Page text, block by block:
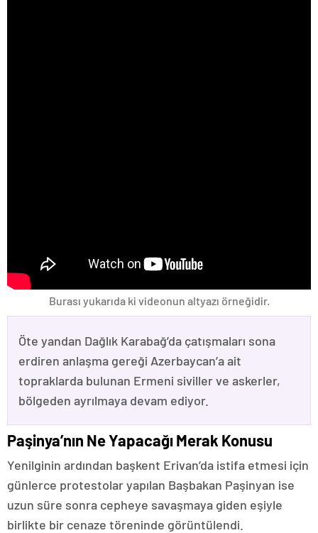
Burası yukarıda ki videonun altyazı örneğidir.
Öte yandan Dağlık Karabağ’da çatışmaları sona
erdiren anlaşma gereği Azerbaycan’a ait
topraklarda bulunan Ermeni siviller ve askerler,
bölgeden ayrılmaya devam ediyor.
Paşinya’nın Ne Yapacağı Merak Konusu
Yenilginin ardından başkent Erivan’da istifa etmesi için
günlerce protestolar yapılan Başbakan Paşinyan ise
uzun süre sonra cepheye savaşmaya giden eşiyle
birlikte bir cenaze töreninde görüntülendi.